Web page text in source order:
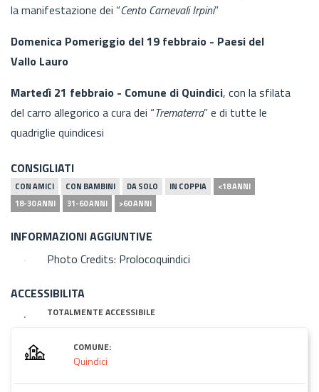
la manifestazione dei “Cento Carnevali Irpini”
Domenica Pomeriggio del 19 febbraio - Paesi del
Vallo Lauro
Martedì 21 febbraio - Comune di Quindici, con la sfilata
del carro allegorico a cura dei “Trematerra” e di tutte le
quadriglie quindicesi
CONSIGLIATI
CON AMICI CON BAMBINI DA SOLO IN COPPIA
<18 ANNI
18-30 ANNI
31-60 ANNI >60 ANNI
INFORMAZIONI AGGIUNTIVE
Photo Credits: Prolocoquindici
ACCESSIBILITA
TOTALMENTE ACCESSIBILE
COMUNE:
Quindici